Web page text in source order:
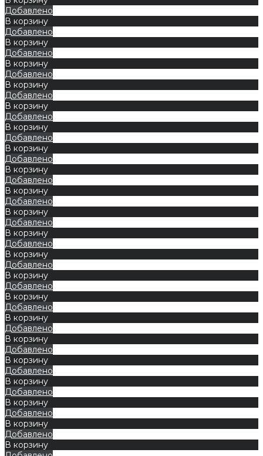
Добавлено
В корзину
Добавлено
В корзину
Добавлено
В корзину
Добавлено
В корзину
Добавлено
В корзину
Добавлено
В корзину
Добавлено
В корзину
Добавлено
В корзину
Добавлено
В корзину
Добавлено
В корзину
Добавлено
В корзину
Добавлено
В корзину
Добавлено
В корзину
Добавлено
В корзину
Добавлено
В корзину
Добавлено
В корзину
Добавлено
В корзину
Добавлено
В корзину
Добавлено
В корзину
Добавлено
В корзину
Добавлено
В корзину